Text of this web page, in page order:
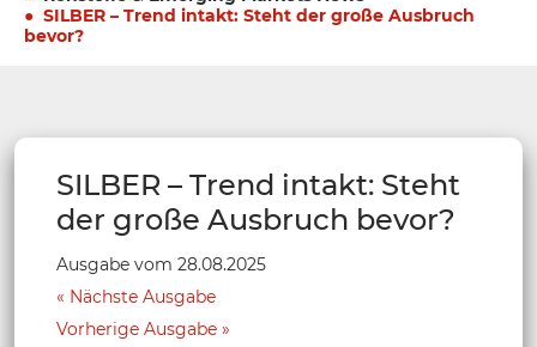
SILBER – Trend intakt: Steht der große Ausbruch
bevor?
SILBER – Trend intakt: Steht
der große Ausbruch bevor?
Ausgabe vom 28.08.2025
Nächste Ausgabe
Vorherige Ausgabe